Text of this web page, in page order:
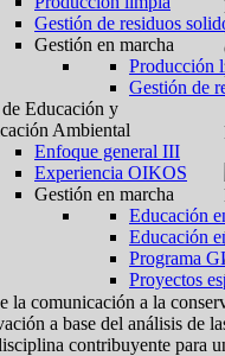
Gestión de residuos
Gestión en marcha
Producción
Gestión de
Educación y
Ambiental
Enfoque general III
Experiencia OIKOS
Gestión en marcha
Educación
Educación
Programa
Proyectos
la comunicación a la
a base del análisis de
contribuyente para